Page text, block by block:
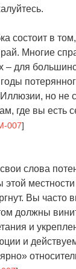
состоит в
рай. Многие
– для
но не
где вы есть
007]
слова
этой
Вы часто
должны
и
и